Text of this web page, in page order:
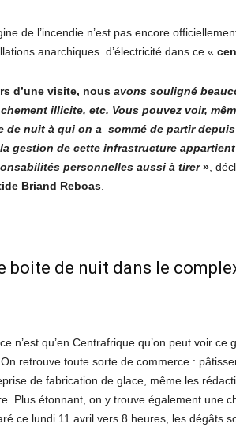
de l’incendie n’est pas encore
anarchiques d’électricité dans ce «
d’une visite, nous avons souligné
illicite, etc. Vous pouvez voir,
de nuit à qui on a sommé de partir
gestion de cette infrastructure
personnelles aussi à tirer» ,
Briand Reboas
boite de nuit dans le
n’est qu’en Centrafrique qu’on peut voir
retrouve toute sorte de commerce :
de fabrication de glace, même les
Plus étonnant, on y trouve également une
ce lundi 11 avril vers 8 heures, les dégâts